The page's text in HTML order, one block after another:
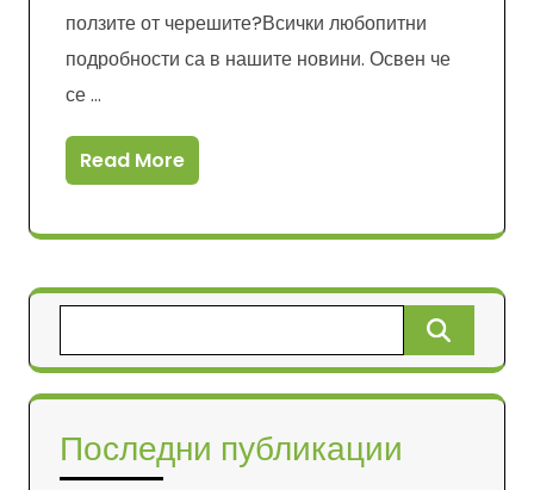
ползите от черешите?Всички любопитни
подробности са в нашите новини. Освен че
се …
Read More
за:
Последни публикации